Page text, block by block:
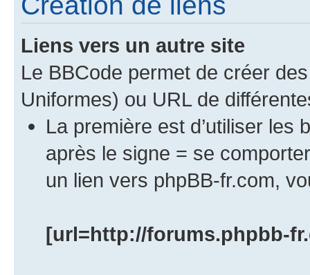
Liens vers un autre site
Le BBCode permet de créer
Uniformes) ou URL de
La première est d’utiliser les
après le signe = se
un lien vers phpBB-fr.com,
[url=http://forums.phpbb-